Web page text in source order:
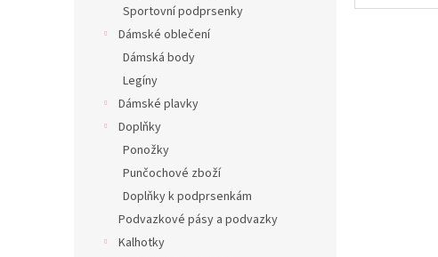
Sportovní podprsenky
Dámské oblečení
Dámská body
Legíny
Dámské plavky
Doplňky
Ponožky
Punčochové zboží
Doplňky k podprsenkám
Podvazkové pásy a podvazky
Kalhotky